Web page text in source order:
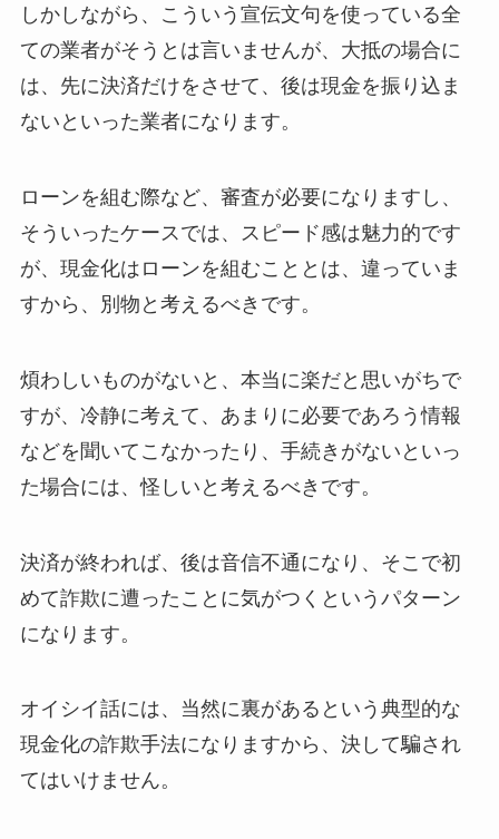
しかしながら、こういう宣伝文句を使っている全
ての業者がそうとは言いませんが、大抵の場合に
は、先に決済だけをさせて、後は現金を振り込ま
ないといった業者になります。
ローンを組む際など、審査が必要になりますし、
そういったケースでは、スピード感は魅力的です
が、現金化はローンを組むこととは、違っていま
すから、別物と考えるべきです。
煩わしいものがないと、本当に楽だと思いがちで
すが、冷静に考えて、あまりに必要であろう情報
などを聞いてこなかったり、手続きがないといっ
た場合には、怪しいと考えるべきです。
決済が終われば、後は音信不通になり、そこで初
めて詐欺に遭ったことに気がつくというパターン
になります。
オイシイ話には、当然に裏があるという典型的な
現金化の詐欺手法になりますから、決して騙され
てはいけません。